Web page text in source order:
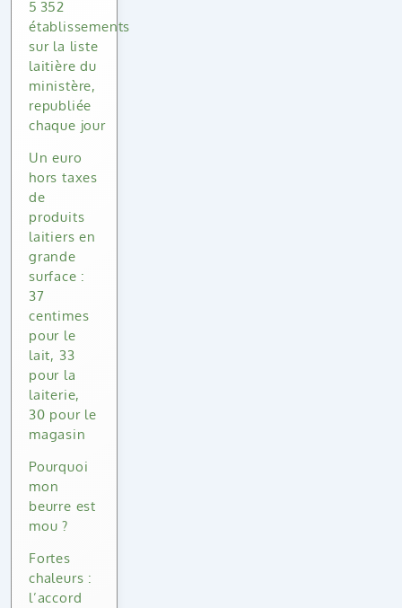
5 352
établissements
sur la liste
laitière du
ministère,
republiée
chaque jour
Un euro
hors taxes
de
produits
laitiers en
grande
surface :
37
centimes
pour le
lait, 33
pour la
laiterie,
30 pour le
magasin
Pourquoi
mon
beurre est
mou ?
Fortes
chaleurs :
l’accord